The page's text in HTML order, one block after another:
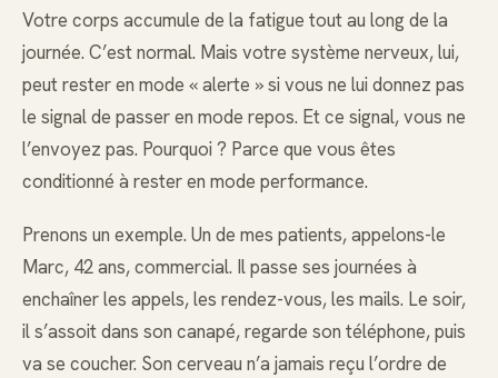
Votre corps accumule de la fatigue tout au long de la
journée. C’est normal. Mais votre système nerveux, lui,
peut rester en mode « alerte » si vous ne lui donnez pas
le signal de passer en mode repos. Et ce signal, vous ne
l’envoyez pas. Pourquoi ? Parce que vous êtes
conditionné à rester en mode performance.
Prenons un exemple. Un de mes patients, appelons-le
Marc, 42 ans, commercial. Il passe ses journées à
enchaîner les appels, les rendez-vous, les mails. Le soir,
il s’assoit dans son canapé, regarde son téléphone, puis
va se coucher. Son cerveau n’a jamais reçu l’ordre de